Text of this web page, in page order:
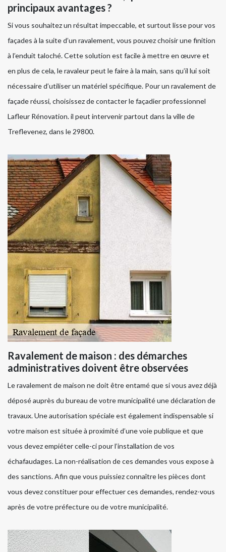
principaux avantages ?
Si vous souhaitez un résultat impeccable, et surtout lisse pour vos
façades à la suite d’un ravalement, vous pouvez choisir une finition
à l’enduit taloché. Cette solution est facile à mettre en œuvre et
en plus de cela, le ravaleur peut le faire à la main, sans qu’il lui soit
nécessaire d’utiliser un matériel spécifique. Pour un ravalement de
façade réussi, choisissez de contacter le façadier professionnel
Lafleur Rénovation. il peut intervenir partout dans la ville de
Treflevenez, dans le 29800.
Ravalement de maison : des démarches
administratives doivent être observées
Le ravalement de maison ne doit être entamé que si vous avez déjà
déposé auprès du bureau de votre municipalité une déclaration de
travaux. Une autorisation spéciale est également indispensable si
votre maison est située à proximité d’une voie publique et que
vous devez empiéter celle-ci pour l’installation de vos
échafaudages. La non-réalisation de ces demandes vous expose à
des sanctions. Afin que vous puissiez connaître les pièces dont
vous devez constituer pour effectuer ces demandes, rendez-vous
après de votre préfecture ou de votre municipalité.